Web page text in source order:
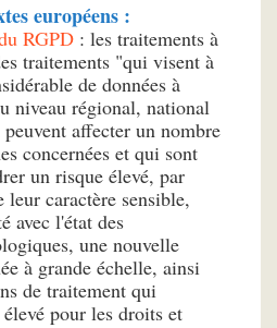
européens :
RGPD : les traitements à
traitements "qui visent à
de données à
niveau régional, national
affecter un nombre
concernées et qui sont
un risque élevé, par
leur caractère sensible,
avec l'état des
une nouvelle
à grande échelle, ainsi
de traitement qui
pour les droits et